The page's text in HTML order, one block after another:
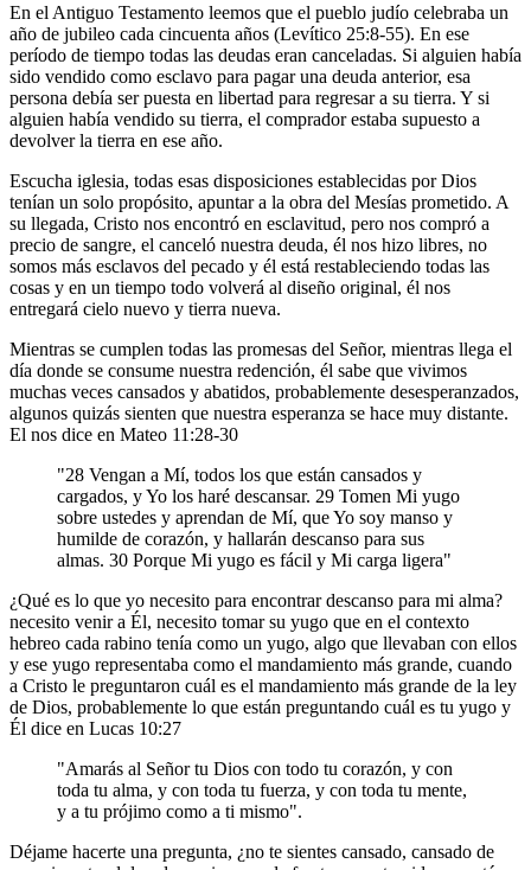
En el Antiguo Testamento leemos que el pueblo judío celebraba un
año de jubileo cada cincuenta años (Levítico 25:8-55). En ese
período de tiempo todas las deudas eran canceladas. Si alguien había
sido vendido como esclavo para pagar una deuda anterior, esa
persona debía ser puesta en libertad para regresar a su tierra. Y si
alguien había vendido su tierra, el comprador estaba supuesto a
devolver la tierra en ese año.
Escucha iglesia, todas esas disposiciones establecidas por Dios
tenían un solo propósito, apuntar a la obra del Mesías prometido. A
su llegada, Cristo nos encontró en esclavitud, pero nos compró a
precio de sangre, el canceló nuestra deuda, él nos hizo libres, no
somos más esclavos del pecado y él está restableciendo todas las
cosas y en un tiempo todo volverá al diseño original, él nos
entregará cielo nuevo y tierra nueva.
Mientras se cumplen todas las promesas del Señor, mientras llega el
día donde se consume nuestra redención, él sabe que vivimos
muchas veces cansados y abatidos, probablemente desesperanzados,
algunos quizás sienten que nuestra esperanza se hace muy distante.
El nos dice en Mateo 11:28-30
"28 Vengan a Mí, todos los que están cansados y
cargados, y Yo los haré descansar. 29 Tomen Mi yugo
sobre ustedes y aprendan de Mí, que Yo soy manso y
humilde de corazón, y hallarán descanso para sus
almas. 30 Porque Mi yugo es fácil y Mi carga ligera"
¿Qué es lo que yo necesito para encontrar descanso para mi alma?
necesito venir a Él, necesito tomar su yugo que en el contexto
hebreo cada rabino tenía como un yugo, algo que llevaban con ellos
y ese yugo representaba como el mandamiento más grande, cuando
a Cristo le preguntaron cuál es el mandamiento más grande de la ley
de Dios, probablemente lo que están preguntando cuál es tu yugo y
Él dice en Lucas 10:27
"Amarás al Señor tu Dios con todo tu corazón, y con
toda tu alma, y con toda tu fuerza, y con toda tu mente,
y a tu prójimo como a ti mismo".
Déjame hacerte una pregunta, ¿no te sientes cansado, cansado de